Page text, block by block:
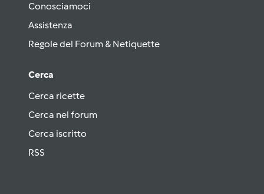
Conosciamoci
Assistenza
Regole del Forum & Netiquette
Cerca
Cerca ricette
Cerca nel forum
Cerca iscritto
RSS